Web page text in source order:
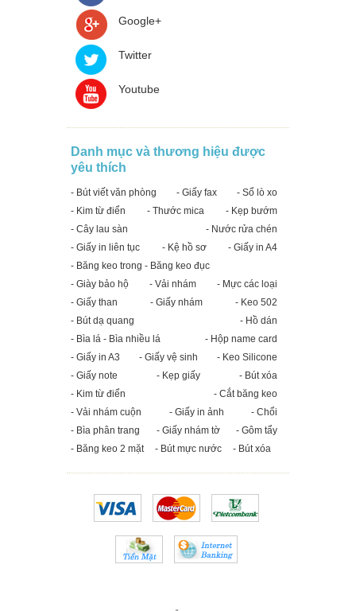
Google+
Twitter
Youtube
Danh mục và thương hiệu được
yêu thích
- Bút viết văn phòng - Giấy fax
- Sổ lò xo
- Kim từ điển
- Thước mica
- Kẹp bướm
- Cây lau sàn
- Nước rửa chén
- Giấy in liên tục
- Kệ hồ sơ
- Giấy in A4
- Băng keo trong - Băng keo đục
- Giày bảo hộ
- Vải nhám
- Mực các loại
- Giấy than
- Giấy nhám
- Keo 502
- Bút dạ quang
- Hồ dán
- Bìa lá - Bìa nhiều lá
- Hộp name card
- Giấy in A3
- Giấy vệ sinh
- Keo Silicone
- Giấy note
- Kẹp giấy
- Bút xóa
- Kim từ điển
- Cắt băng keo
- Vải nhám cuộn
- Giấy in ảnh
- Chổi
- Bìa phân trang
- Giấy nhám tờ
- Gôm tẩy
- Băng keo 2 mặt
- Bút mực nước - Bút xóa